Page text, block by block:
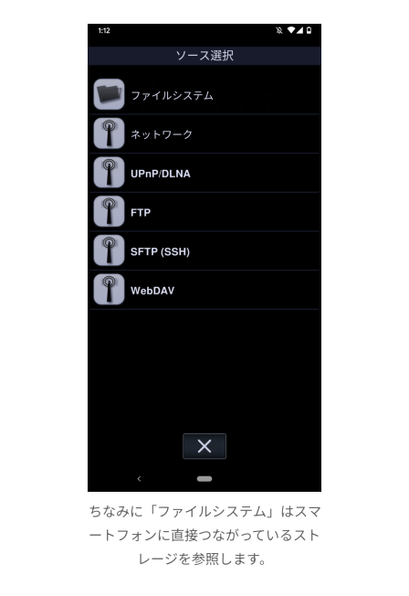
ちなみに「ファイルシステム」はスマ
ートフォンに直接つながっているスト
レージを参照します。